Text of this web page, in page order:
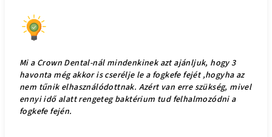
Mi a Crown Dental-nál mindenkinek azt ajánljuk, hogy 3
havonta még akkor is cserélje le a fogkefe fejét ,hogyha az
nem tűnik elhasználódottnak. Azért van erre szükség, mivel
ennyi idő alatt rengeteg baktérium tud felhalmozódni a
fogkefe fején.